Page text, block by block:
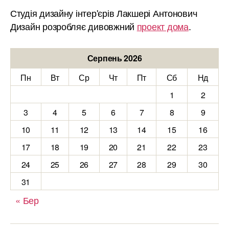
Студія дизайну інтер'єрів Лакшері Антонович
Дизайн розробляє дивовжний проект дома.
Серпень 2026
Пн
Вт Ср Чт Пт Сб
Нд
1
2
3
4 5 6 7 8
9
10
11 12 13 14 15
16
17
18 19 20 21 22
23
24
25 26 27 28 29
30
31
« Бер